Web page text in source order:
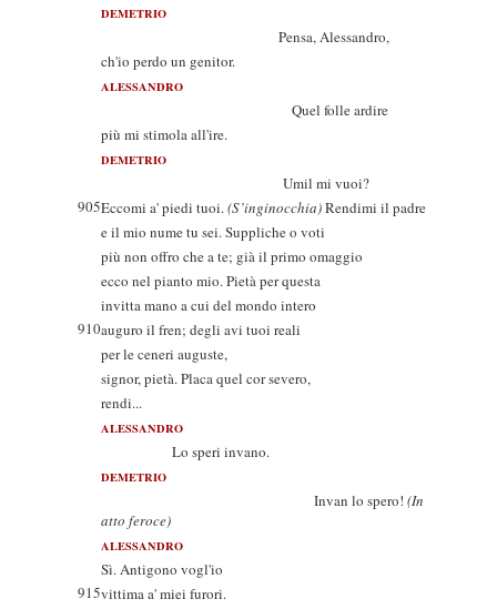
DEMETRIO
Pensa, Alessandro,
ch'io perdo un genitor.
ALESSANDRO
Quel folle ardire
più mi stimola all'ire.
DEMETRIO
Umil mi vuoi?
905Eccomi a' piedi tuoi.(S’inginocchia)Rendimi il padre
e il mio nume tu sei. Suppliche o voti
più non offro che a te; già il primo omaggio
ecco nel pianto mio. Pietà per questa
invitta mano a cui del mondo intero
910auguro il fren; degli avi tuoi reali
per le ceneri auguste,
signor, pietà. Placa quel cor severo,
rendi...
ALESSANDRO
Lo speri invano.
DEMETRIO
Invan lo spero! (In
atto feroce)
ALESSANDRO
Sì. Antigono vogl'io
915vittima a' miei furori.